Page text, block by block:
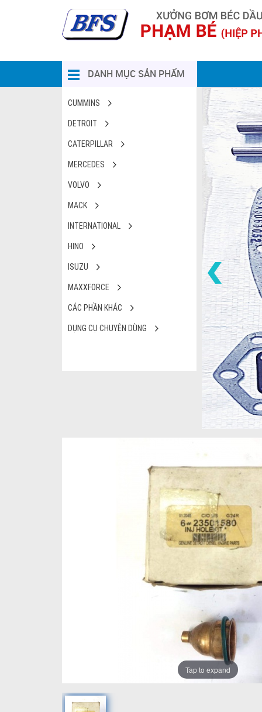
DANH MỤC SẢN PHẨM
CUMMINS
DETROIT
CATERPILLAR
MERCEDES
VOLVO
MACK
INTERNATIONAL
HINO
ISUZU
MAXXFORCE
CÁC PHẦN KHÁC
DỤNG CỤ CHUYÊN DÙNG
Tap to expand